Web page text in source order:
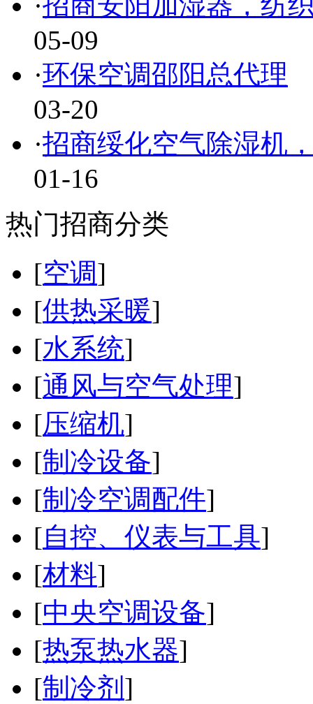
05-09
·环保空调邵阳总代理
03-20
·招商绥化空气除湿机
01-16
热门招商分类
[空调]
[供热采暖]
[水系统]
[通风与空气处理]
[压缩机]
[制冷设备]
[制冷空调配件]
[自控、仪表与工具]
[材料]
[中央空调设备]
[热泵热水器]
[制冷剂 ]